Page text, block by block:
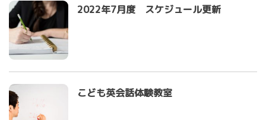
2022年7月度 スケジュール更新
こども英会話体験教室